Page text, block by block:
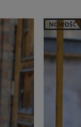
NOWOŚĆ